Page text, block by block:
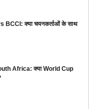
BCCI: क्या चयनकर्ताओं के साथ
Africa: क्या World Cup